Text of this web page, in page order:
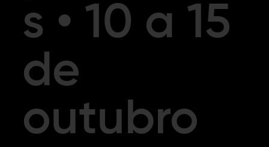
s • 10 a 15
de
outubro